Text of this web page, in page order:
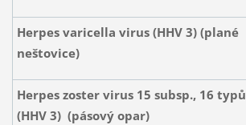
Herpes varicella virus (HHV 3) (plané
neštovice)
Herpes zoster virus 15 subsp., 16 typů
(HHV 3) (pásový opar)